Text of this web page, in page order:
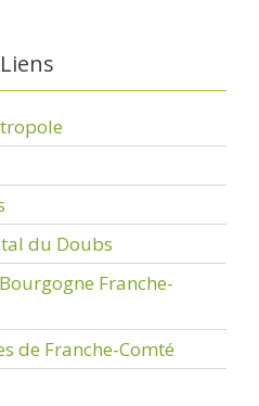
Liens
du Doubs
Franche-
de Franche-Comté